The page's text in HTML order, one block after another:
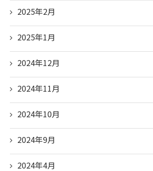
2025年2月
2025年1月
2024年12月
2024年11月
2024年10月
2024年9月
2024年4月